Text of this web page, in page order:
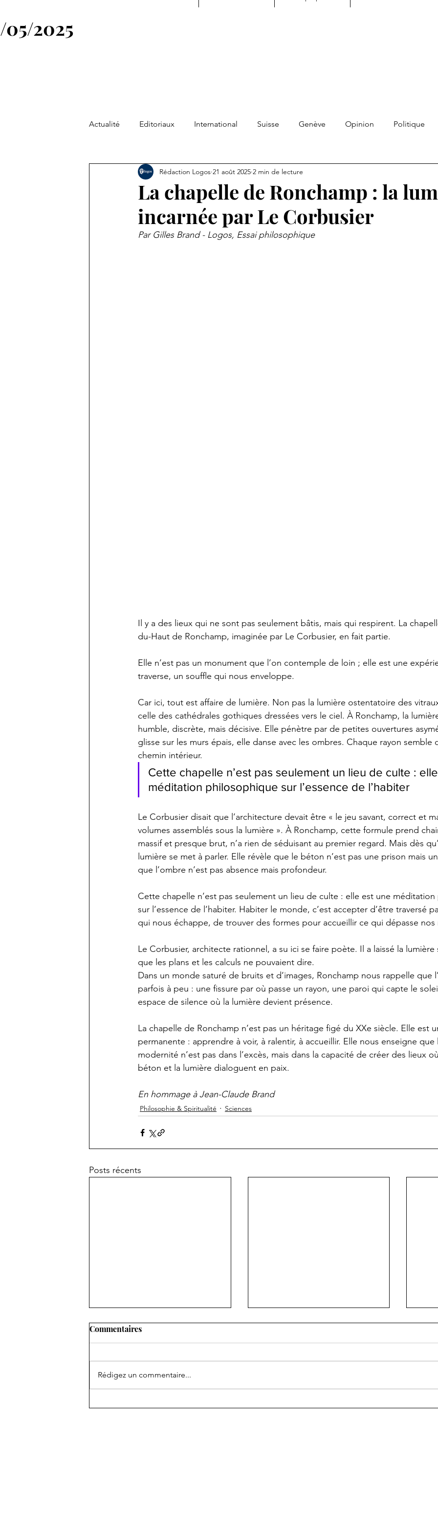
05/2025
Actualité Editoriaux International Suisse Genève Opinion Politique
Société Philosophie & Spiritualité Développement personnel Transmission
Symbole Figures libres Contrepoint Résonnance Souvenirs
Carnet de voyages Paroles aux citoyens Et si...
La chapelle de Ronchamp : la
incarnée par Le Corbusier
Rédaction Logos 21 août 2025 2 min de lecture
Par Gilles Brand - Logos, Essai philosophique
Il y a des lieux qui ne sont pas seulement bâtis, mais qui respirent. La
du-Haut de Ronchamp, imaginée par Le Corbusier, en fait partie.
Elle n’est pas un monument que l’on contemple de loin ; elle est une
traverse, un souffle qui nous enveloppe.
Car ici, tout est affaire de lumière. Non pas la lumière ostentatoire des
celle des cathédrales gothiques dressées vers le ciel. À Ronchamp, la
humble, discrète, mais décisive. Elle pénètre par de petites ouvertures
glisse sur les murs épais, elle danse avec les ombres. Chaque rayon semble
chemin intérieur.
Cette chapelle n’est pas seulement un lieu de culte :
méditation philosophique sur l’essence de l’habiter
Le Corbusier disait que l’architecture devait être « le jeu savant, correct et
volumes assemblés sous la lumière ». À Ronchamp, cette formule prend
massif et presque brut, n’a rien de séduisant au premier regard. Mais dès
lumière se met à parler. Elle révèle que le béton n’est pas une prison mais
que l’ombre n’est pas absence mais profondeur.
Cette chapelle n’est pas seulement un lieu de culte : elle est une
sur l’essence de l’habiter. Habiter le monde, c’est accepter d’être traversé
qui nous échappe, de trouver des formes pour accueillir ce qui dépasse nos
Le Corbusier, architecte rationnel, a su ici se faire poète. Il a laissé la lumière
que les plans et les calculs ne pouvaient dire.
Dans un monde saturé de bruits et d’images, Ronchamp nous rappelle que
parfois à peu : une fissure par où passe un rayon, une paroi qui capte le
espace de silence où la lumière devient présence.
La chapelle de Ronchamp n’est pas un héritage figé du XXe siècle. Elle est
permanente : apprendre à voir, à ralentir, à accueillir. Elle nous enseigne que
modernité n’est pas dans l’excès, mais dans la capacité de créer des lieux
béton et la lumière dialoguent en paix.
En hommage à Jean-Claude Brand
Philosophie & Spiritualité Sciences
Posts récents
Pourquoi les vagues de
Quand les robots entreront
Commentaires
Rédigez un commentaire...